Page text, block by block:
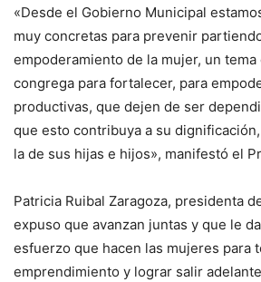
«Desde el Gobierno Municipal
muy concretas para prevenir
empoderamiento de la mujer, un tema
congrega para fortalecer, para
productivas, que dejen de ser
que esto contribuya a su
la de sus hijas e hijos», manifestó el
Patricia Ruibal Zaragoza, presidenta
expuso que avanzan juntas y que le
esfuerzo que hacen las mujeres para
emprendimiento y lograr salir